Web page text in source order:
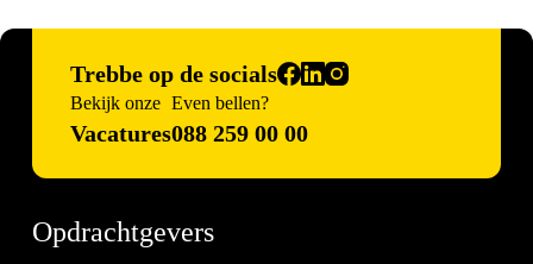
Trebbe op de socials
Bekijk onze
Vacatures
Even bellen?
088 259 00 00
Opdrachtgevers